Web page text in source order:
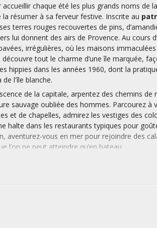
chaque été les plus grands noms de
résumer à sa ferveur festive. Inscrite au
terres rouges recouvertes de pins,
lui donnent des airs de Provence. Au cours
irrégulières, où les maisons
tout le charme d’une île marquée,
hippies dans les années 1960, dont la
l'île blanche.
de la capitale, arpentez des chemins de
sauvage oubliée des hommes. Parcourez à
et de chapelles, admirez les vestiges des
halte dans les restaurants typiques pour
aventurez-vous en mer pour rejoindre des
l’on ne peut atteindre qu’en bateau.
d’eaux chaudes et turquoise, qui n’ont
la légende, les sirènes tentèrent de charmer